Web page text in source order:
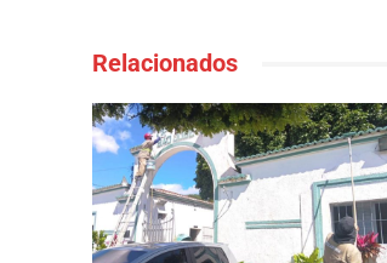
Relacionados